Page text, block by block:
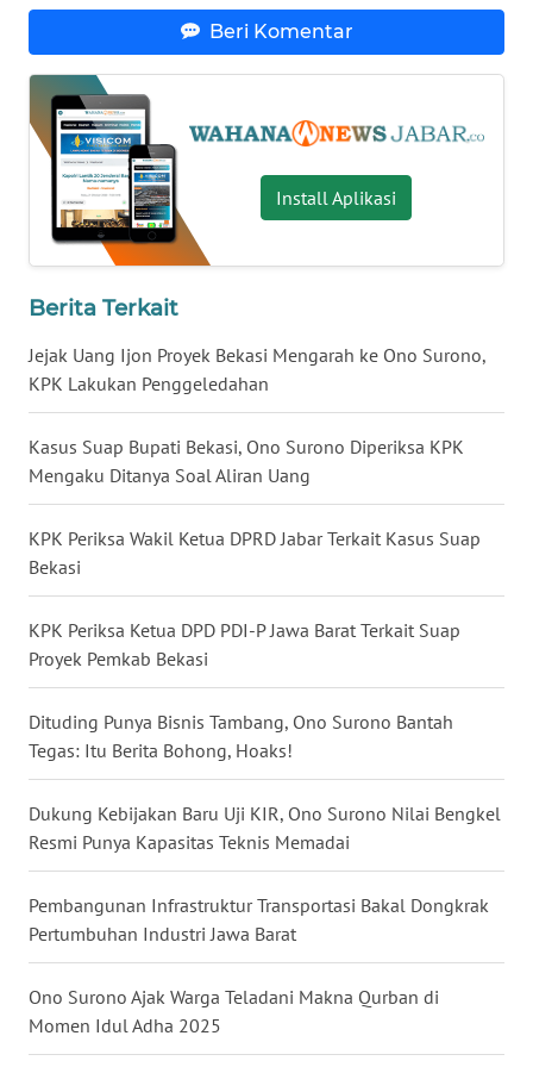
Beri Komentar
Install Aplikasi
Berita Terkait
Jejak Uang Ijon Proyek Bekasi Mengarah ke Ono Surono,
KPK Lakukan Penggeledahan
Kasus Suap Bupati Bekasi, Ono Surono Diperiksa KPK
Mengaku Ditanya Soal Aliran Uang
KPK Periksa Wakil Ketua DPRD Jabar Terkait Kasus Suap
Bekasi
KPK Periksa Ketua DPD PDI-P Jawa Barat Terkait Suap
Proyek Pemkab Bekasi
Dituding Punya Bisnis Tambang, Ono Surono Bantah
Tegas: Itu Berita Bohong, Hoaks!
Dukung Kebijakan Baru Uji KIR, Ono Surono Nilai Bengkel
Resmi Punya Kapasitas Teknis Memadai
Pembangunan Infrastruktur Transportasi Bakal Dongkrak
Pertumbuhan Industri Jawa Barat
Ono Surono Ajak Warga Teladani Makna Qurban di
Momen Idul Adha 2025
WN
SULTENG
WN
SULBAR
BABEL
WN
WN
SUMSEL
WN
BENGKULU
WN
LAMPUNG
WN
JATENG
WN
NUSANTARA
WN
JOGJA
WN
JATIM